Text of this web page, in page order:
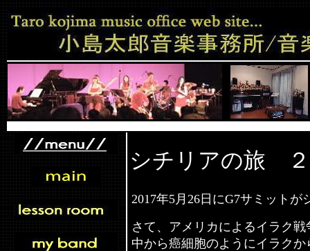
シチリアの旅
2017年5月 26 日にG7サミットが
さて、アメリカによるイラク
中から癌細胞のようにイラク